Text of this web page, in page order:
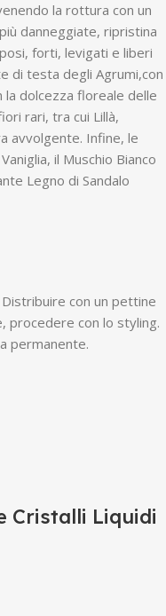
la rottura con un
danneggiate, ripristina
forti, levigati e liberi
di testa degli Agrumi,con
la dolcezza floreale delle
rari, tra cui Lillà,
avvolgente. Infine, le
il Muschio Bianco
Legno di Sandalo
con un pettine
procedere con lo styling.
permanente.
Cristalli Liquidi